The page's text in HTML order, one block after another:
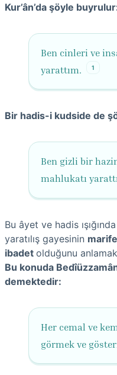
Kur’ân’da şöyle
Ben cinleri ve
yarattım.
1
Bir hadis-i kudside de
Ben gizli bir
mahlukatı
Bu âyet ve hadis
yaratılış gayesinin
ibadet olduğunu
Bu konuda
demektedir:
Her cemal ve
görmek ve